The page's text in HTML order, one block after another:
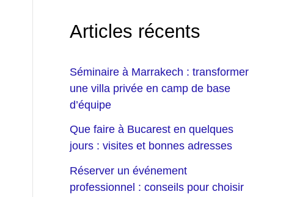
Articles récents
Séminaire à Marrakech : transformer
une villa privée en camp de base
d’équipe
Que faire à Bucarest en quelques
jours : visites et bonnes adresses
Réserver un événement
professionnel : conseils pour choisir